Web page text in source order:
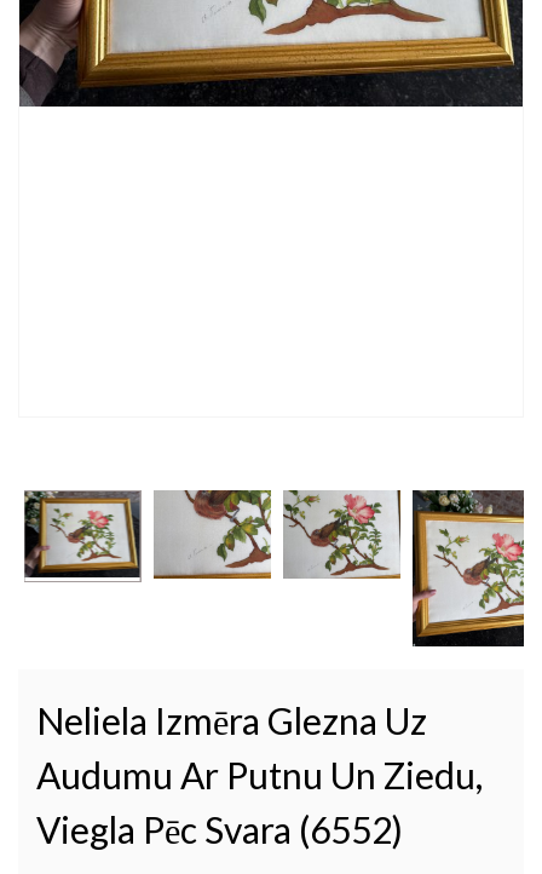
Neliela Izmēra Glezna Uz
Audumu Ar Putnu Un Ziedu,
Viegla Pēc Svara (6552)